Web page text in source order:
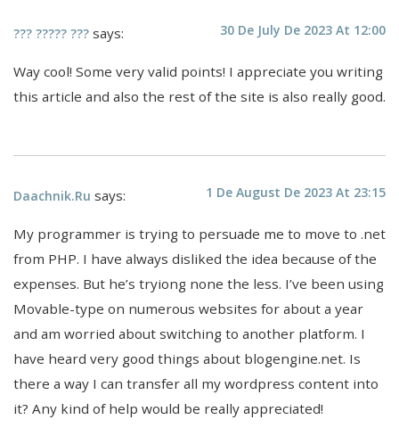
??? ????? ??? says: 30 De July De 2023 At 12:00
Way cool! Some very valid points! I appreciate you writing
this article and also the rest of the site is also really good.
Daachnik.ru says: 1 De August De 2023 At 23:15
My programmer is trying to persuade me to move to .net
from PHP. I have always disliked the idea because of the
expenses. But he’s tryiong none the less. I’ve been using
Movable-type on numerous websites for about a year
and am worried about switching to another platform. I
have heard very good things about blogengine.net. Is
there a way I can transfer all my wordpress content into
it? Any kind of help would be really appreciated!